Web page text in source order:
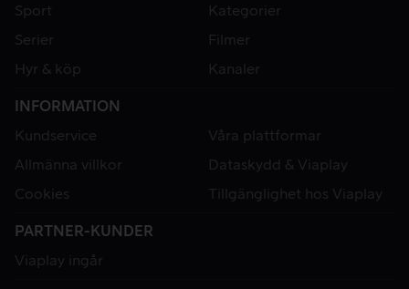
Sport
Kategorier
Serier
Filmer
Hyr & köp
Kanaler
INFORMATION
Kundservice
Våra plattformar
Allmänna villkor
Dataskydd & Viaplay
Cookies
Tillgänglighet hos Viaplay
PARTNER-KUNDER
Viaplay ingår